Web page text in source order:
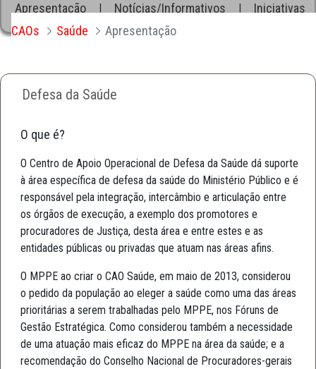
Apresentação | Notícias/Informativos |
Iniciativas
CAOs
Saúde Apresentação
Defesa da Saúde
O que é?
O Centro de Apoio Operacional de Defesa da Saúde dá suporte
à área específica de defesa da saúde do Ministério Público e é
responsável pela integração, intercâmbio e articulação entre
os órgãos de execução, a exemplo dos promotores e
procuradores de Justiça, desta área e entre estes e as
entidades públicas ou privadas que atuam nas áreas afins.
O MPPE ao criar o CAO Saúde, em maio de 2013, considerou
o pedido da população ao eleger a saúde como uma das áreas
prioritárias a serem trabalhadas pelo MPPE, nos Fóruns de
Gestão Estratégica. Como considerou também a necessidade
de uma atuação mais eficaz do MPPE na área da saúde; e a
recomendação do Conselho Nacional de Procuradores-gerais